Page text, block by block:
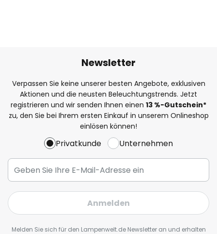
Newsletter
Verpassen Sie keine unserer besten Angebote, exklusiven
Aktionen und die neusten Beleuchtungstrends. Jetzt
registrieren und wir senden Ihnen einen 13 %-Gutschein*
zu, den Sie bei Ihrem ersten Einkauf in unserem Onlineshop
einlösen können!
Privatkunde Unternehmen
Anmelden
Melden Sie sich für den Lampenwelt.de Newsletter an und erhalten